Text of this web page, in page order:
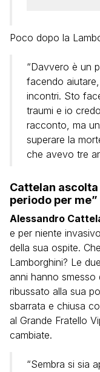
Poco dopo la
“Davvero è un
facendo
incontri. Sto
traumi e io
racconto, ma
superare la
che avevo tre
Cattelan
periodo per me”
Alessandro
e per niente
della sua ospite.
Lamborghini? Le
anni hanno smesso
ribussato alla sua
sbarrata e chiusa
al Grande Fratello
cambiate.
“Sembra si sia